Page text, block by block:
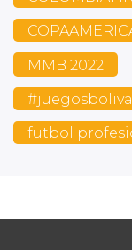
MMB 2022
futbol